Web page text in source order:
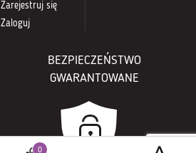
Zarejestruj się
Zaloguj
BEZPIECZEŃSTWO
GWARANTOWANE